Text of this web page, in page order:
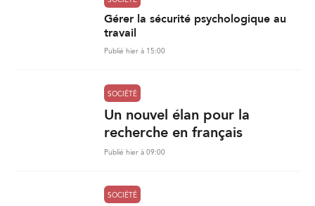
Gérer la sécurité psychologique au
travail
Publié hier à 15:00
SOCIÉTÉ
Un nouvel élan pour la
recherche en français
Publié hier à 09:00
SOCIÉTÉ